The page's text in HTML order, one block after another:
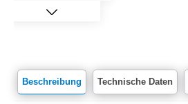
Beschreibung Technische Daten